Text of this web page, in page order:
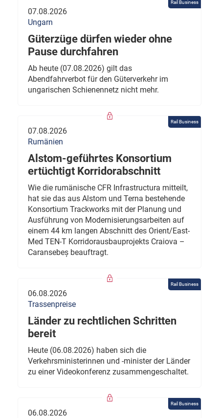
Rail Business
07.08.2026
Ungarn
Güterzüge dürfen wieder ohne
Pause durchfahren
Ab heute (07.08.2026) gilt das
Abendfahrverbot für den Güterverkehr im
ungarischen Schienennetz nicht mehr.
Rail Business
07.08.2026
Rumänien
Alstom-geführtes Konsortium
ertüchtigt Korridorabschnitt
Wie die rumänische CFR Infrastructura mitteilt,
hat sie das aus Alstom und Terna bestehende
Konsortium Trackworks mit der Planung und
Ausführung von Modernisierungsarbeiten auf
einem 44 km langen Abschnitt des Orient/East-
Med TEN-T Korridorausbauprojekts Craiova –
Caransebeș beauftragt.
Rail Business
06.08.2026
Trassenpreise
Länder zu rechtlichen Schritten
bereit
Heute (06.08.2026) haben sich die
Verkehrsministerinnen und -minister der Länder
zu einer Videokonferenz zusammengeschaltet.
Rail Business
06.08.2026